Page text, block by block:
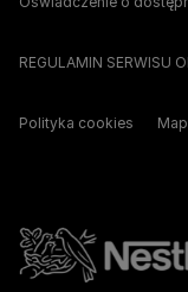
REGULAMIN SERWISU
Polityka cookies